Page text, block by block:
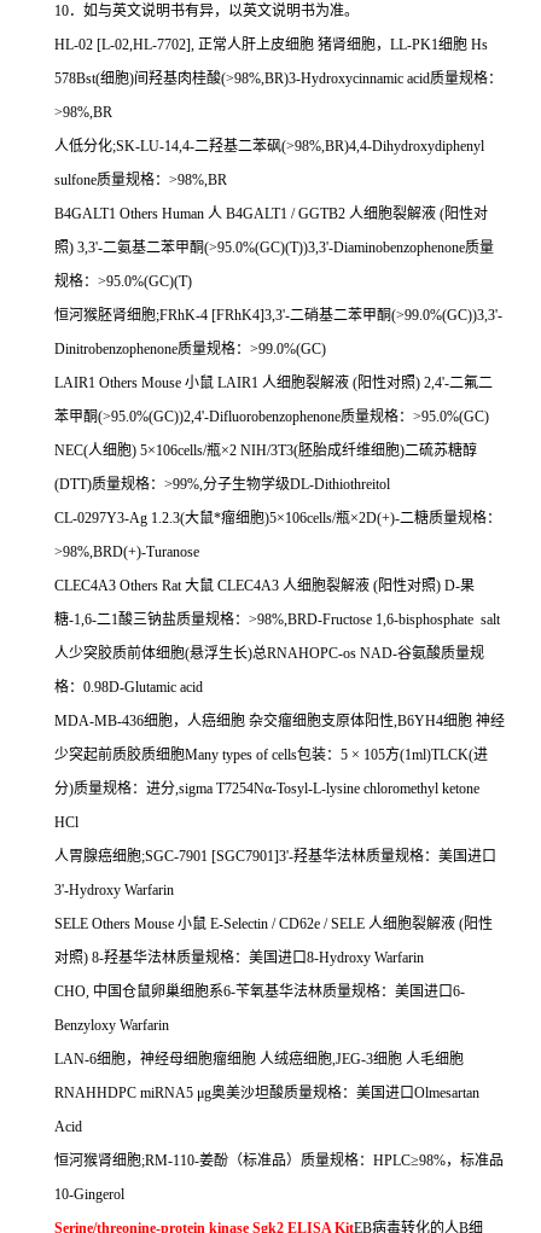
10．如与英文说明书有异，以英文说明书为准。
HL-02 [L-02,HL-7702], 正常人肝上皮细胞 猪肾细胞， LL-PK1细胞 Hs
578Bst(细胞)间羟基肉桂酸(>98%,BR)3-Hydroxycinnamic acid质量规格：
>98%,BR
人低分化;SK-LU-14,4-二羟基二苯砜(>98%,BR)4,4-Dihydroxydiphenyl
sulfone质量规格： >98%,BR
B4GALT1 Others Human 人 B4GALT1 / GGTB2 人细胞裂解液 (阳性对
照) 3,3'-二氨基二苯甲酮(>95.0%(GC)(T))3,3'-Diaminobenzophenone质量
规格： >95.0%(GC)(T)
恒河猴胚肾细胞;FRhK-4 [FRhK4]3,3'-二硝基二苯甲酮(>99.0%(GC))3,3'-
Dinitrobenzophenone质量规格： >99.0%(GC)
LAIR1 Others Mouse 小鼠 LAIR1 人细胞裂解液 (阳性对照) 2,4'-二氟二
苯甲酮(>95.0%(GC))2,4'-Difluorobenzophenone质量规格： >95.0%(GC)
NEC(人细胞) 5×106cells/瓶×2 NIH/3T3(胚胎成纤维细胞)二硫苏糖醇
(DTT)质量规格： >99%,分子生物学级DL-Dithiothreitol
CL-0297Y3-Ag 1.2.3(大鼠*瘤细胞)5×106cells/瓶×2D(+)-二糖质量规格：
>98%,BRD(+)-Turanose
CLEC4A3 Others Rat大鼠 CLEC4A3 人细胞裂解液 (阳性对照) D-果
糖-1,6-二1酸三钠盐质量规格： >98%,BRD-Fructose 1,6-bisphosphate salt
人少突胶质前体细胞(悬浮生长)总RNAHOPC-os NAD-谷氨酸质量规
格： 0.98D-Glutamic acid
MDA-MB-436细胞，人癌细胞 杂交瘤细胞支原体阳性,B6YH4细胞 神经
少突起前质胶质细胞Many types of cells包装： 5 × 105方(1ml)TLCK(进
分)质量规格：进分,sigma T7254Nα-Tosyl-L-lysine chloromethyl ketone
HCl
人胃腺癌细胞;SGC-7901 [SGC7901]3'-羟基华法林质量规格：美国进口
3'-Hydroxy Warfarin
SELE Others Mouse 小鼠 E-Selectin / CD62e / SELE 人细胞裂解液 (阳性
对照) 8-羟基华法林质量规格：美国进口8-Hydroxy Warfarin
CHO, 中国仓鼠卵巢细胞系6-苄氧基华法林质量规格：美国进口6-
Benzyloxy Warfarin
LAN-6细胞，神经母细胞瘤细胞 人绒癌细胞,JEG-3细胞 人毛细胞
RNAHHDPC miRNA5 μg奥美沙坦酸质量规格：美国进口Olmesartan
Acid
恒河猴肾细胞;RM-110-姜酚（标准品）质量规格： HPLC≥98%，标准品
10-Gingerol
Serine/threonine-protein kinase Sgk2 ELISA KitEB病毒转化的人B细